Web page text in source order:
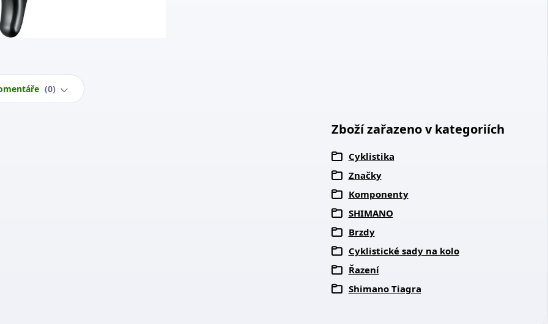
0
Zboží zařazeno v kategoriích
Cyklistika
Značky
Komponenty
SHIMANO
Brzdy
Cyklistické sady na kolo
Řazení
Shimano Tiagra